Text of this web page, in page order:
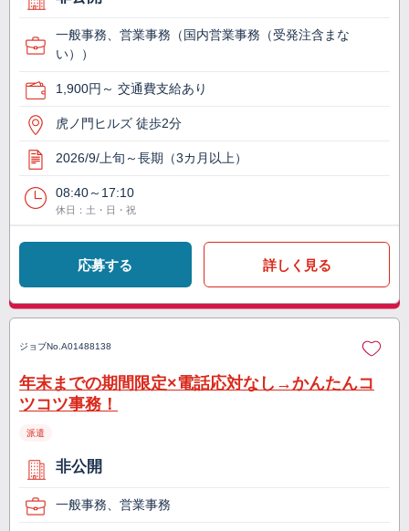
一般事務、営業事務（国内営業事務（受発注含まな
い））
1,900円～ 交通費支給あり
虎ノ門ヒルズ 徒歩2分
2026/9/上旬～長期（3カ月以上）
08:40～17:10
休日：土・日・祝
応募する 詳しく見る
ジョブNo. A01488138
年末までの期間限定×電話応対なし→かんたんコ
ツコツ事務！
派遣
非公開
一般事務、営業事務